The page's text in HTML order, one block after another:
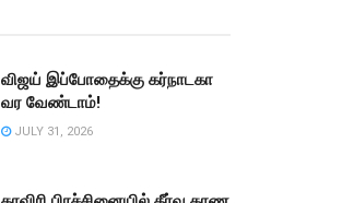
விஜய் இப்போதைக்கு கர்நாடகா
வர வேண்டாம்!
JULY 31, 2026